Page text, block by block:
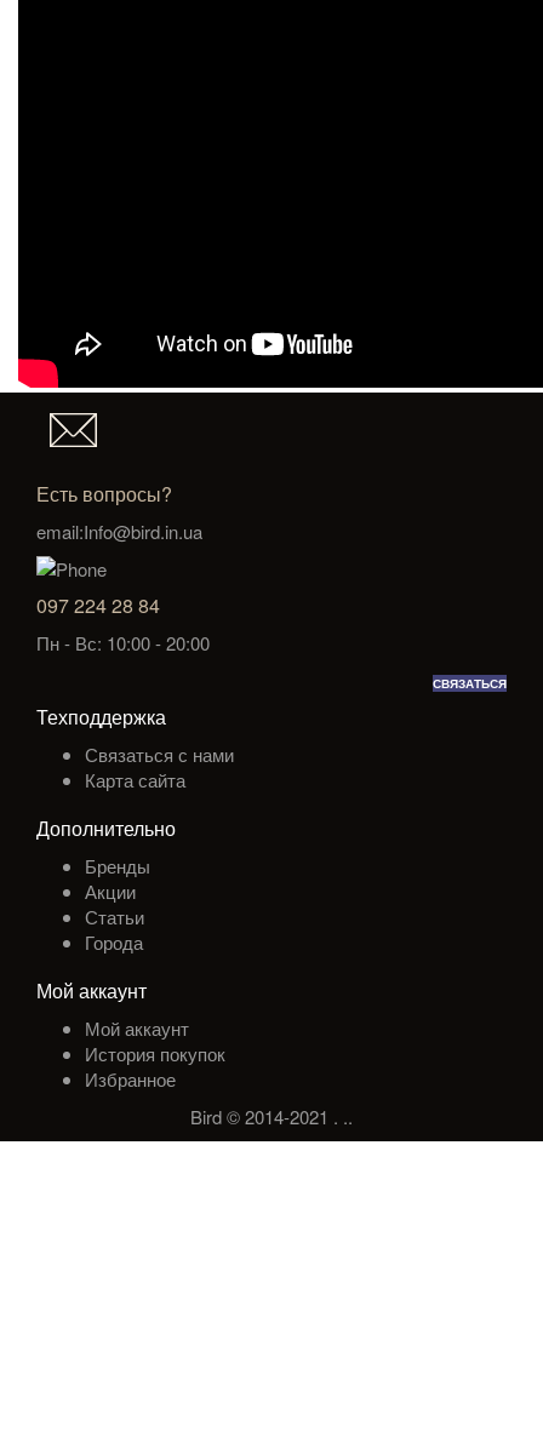
Есть вопросы?
email:Info@bird.in.ua
097 224 28 84
Пн - Вс: 10:00 - 20:00
СВЯЗАТЬСЯ
Техподдержка
Связаться с нами
Карта сайта
Дополнительно
Бренды
Акции
Статьи
Города
Мой аккаунт
Мой аккаунт
История покупок
Избранное
Bird © 2014-2021 . ..